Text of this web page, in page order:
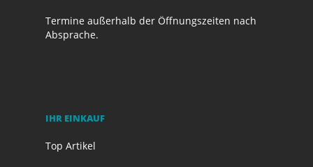
Termine außerhalb der Öffnungszeiten nach
Absprache.
IHR EINKAUF
Top Artikel